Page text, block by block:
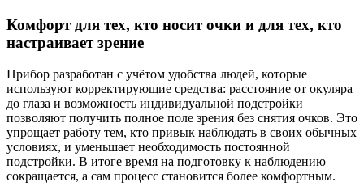
Комфорт для тех, кто носит очки и для тех, кто
настраивает зрение
Прибор разработан с учётом удобства людей, которые
используют корректирующие средства: расстояние от окуляра
до глаза и возможность индивидуальной подстройки
позволяют получить полное поле зрения без снятия очков. Это
упрощает работу тем, кто привык наблюдать в своих обычных
условиях, и уменьшает необходимость постоянной
подстройки. В итоге время на подготовку к наблюдению
сокращается, а сам процесс становится более комфортным.